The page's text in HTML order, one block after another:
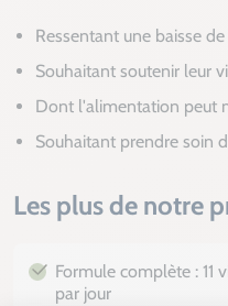
Ressentant une baisse
Souhaitant soutenir leur
Dont l'alimentation peut
Souhaitant prendre soin
Les plus de notre
Formule complète : 11
par jour